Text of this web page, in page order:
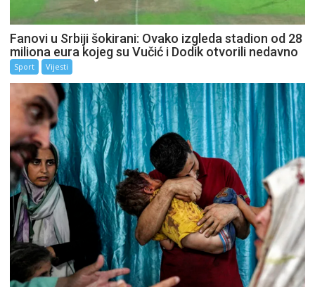
Fanovi u Srbiji šokirani: Ovako izgleda stadion od 28
miliona eura kojeg su Vučić i Dodik otvorili nedavno
Sport Vijesti